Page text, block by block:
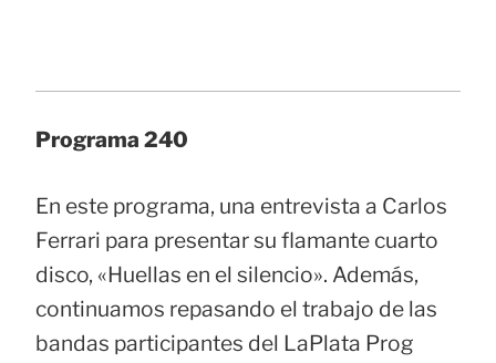
Programa 240
En este programa, una entrevista a Carlos
Ferrari para presentar su flamante cuarto
disco, «Huellas en el silencio». Además,
continuamos repasando el trabajo de las
bandas participantes del LaPlata Prog